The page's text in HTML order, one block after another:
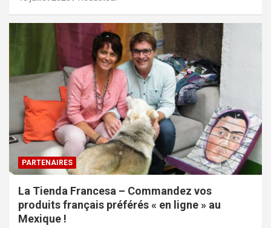
PARTENAIRES
La Tienda Francesa – Commandez vos
produits français préférés « en ligne » au
Mexique !